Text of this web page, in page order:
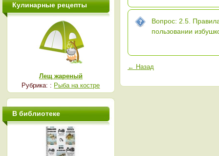
Вопрос: 2.5.
пользовании
← Назад
Кулинарные рецепты
Лещ жареный
Рубрика: : Рыба на костре
В библиотеке